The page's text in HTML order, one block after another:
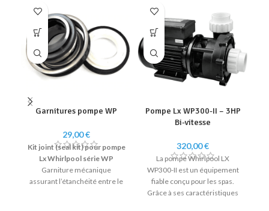
Garnitures pompe WP
29,00€
Kit joint (seal kit) pour pompe
Lx Whirlpool série WP
Garniture mécanique
assurant l’étanchéité entre le
Pompe Lx WP300-II – 3HP
Bi-vitesse
320,00€
La pompe Whirlpool LX
WP300-II est un équipement
fiable conçu pour les spas.
Grâce à ses caractéristiques